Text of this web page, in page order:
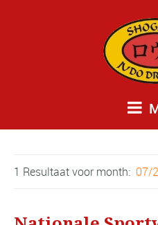
1 Resultaat voormonth: 07/